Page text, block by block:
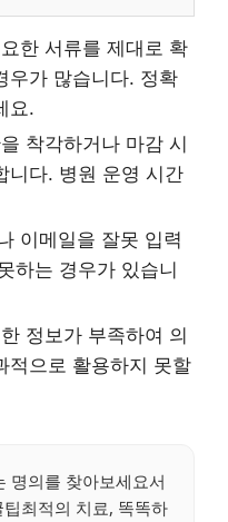
한 서류를 제대로 확
우가 많습니다. 정확
요.
착각하거나 마감 시
니다. 병원 운영 시간
이메일을 잘못 입력
하는 경우가 있습니
정보가 부족하여 의
적으로 활용하지 못할
명의를 찾아보세요서
최적의 치료, 똑똑하